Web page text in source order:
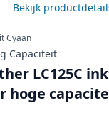
Bekijk
Cyaan
Capaciteit
LC125C
hoge